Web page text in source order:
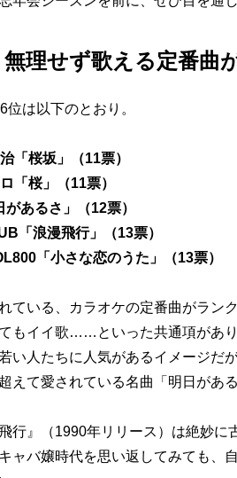
理せず歌える定番曲
は以下のとおり。
「桜坂」（11票）
「桜」（11票）
あるさ」（12票）
「浪漫飛行」（13票）
「小さな恋のうた」（13票）
ている、カラオケの定番曲がラン
もイイ歌……といった共通項があ
い人たちに人気があるイメージだ
えて愛されている名曲「明日があ
行』（1990年リリース）は絶妙に
ャバ嬢時代を思い返してみても、